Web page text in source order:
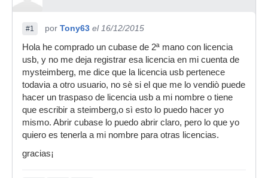
#1 por Tony63 el 16/12/2015
Hola he comprado un cubase de 2ª mano con licencia
usb, y no me deja registrar esa licencia en mi cuenta de
mysteimberg, me dice que la licencia usb pertenece
todavia a otro usuario, no sè si el que me lo vendiò puede
hacer un traspaso de licencia usb a mi nombre o tiene
que escribir a steimberg,o sì esto lo puedo hacer yo
mismo. Abrir cubase lo puedo abrir claro, pero lo que yo
quiero es tenerla a mi nombre para otras licencias.
gracias¡